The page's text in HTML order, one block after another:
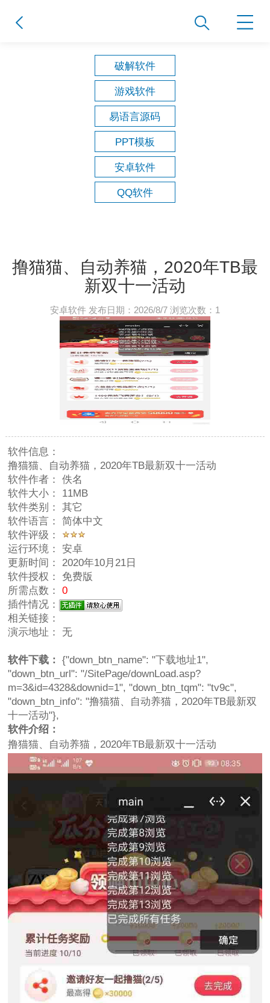
破解软件
游戏软件
易语言源码
PPT模板
安卓软件
QQ软件
撸猫猫、自动养猫，2020年TB最
新双十一活动
安卓软件 发布日期：2026/8/7 浏览次数： 1
软件信息：
撸猫猫、自动养猫，2020年TB最新双十一活动
软件作者：
佚名
软件大小：
11MB
软件类别：
其它
软件语言：
简体中文
软件评级：
运行环境：
安卓
更新时间：
2020年10月21日
软件授权：
免费版
所需点数：
0
插件情况：
相关链接：
演示地址：
无
软件下载：
{"down_btn_name": "下载地址1",
"down_btn_url": "/SitePage/downLoad.asp?
m=3&id=4328&downid=1", "down_btn_tqm": "tv9c",
"down_btn_info": "撸猫猫、自动养猫，2020年TB最新双
十一活动"},
软件介绍：
撸猫猫、自动养猫，2020年TB最新双十一活动